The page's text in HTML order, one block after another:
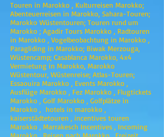
Touren in Marokko , Kulturreisen Marokko;
Abenteuerreisen in Marokko, Sahara-Touren;
Marokko Wüstentouren; Touren rund um
Marokko ; Agadir Tours Marokko , Radtouren
in Marokko , Vogelbeobachtung in Marokko ,
Paragliding in Marokko; Biwak Merzouga,
Wüstencamp; Casablanca Marokko, 4x4
Vermietung in Marokko, Marokko
Wüstentour, Wüstenreise; Atlas-Touren;
Essaouira Marokko , Events Marokko ,
Ausflüge Marokko , Fez Marokko , Flugtickets
Marokko , Golf Marokko , Golfplätze in
Marokko , hotels in marokko ,
kaiserstädtetouren , incentives touren
Marokko , Marrakesch Incentives , Incoming
Marokko , Reisen nach Marokko , Freizeit